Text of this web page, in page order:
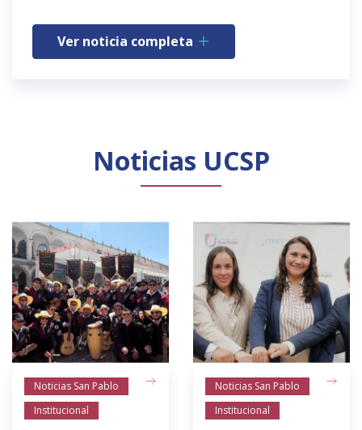
Ver noticia completa
Noticias UCSP
Noticias San Pablo
Institucional
Noticias San Pablo
Institucional